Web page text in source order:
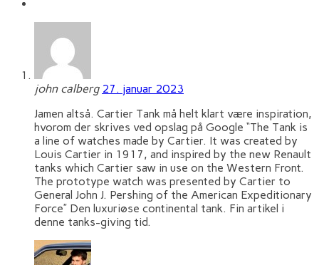
john calberg 27. januar 2023
Jamen altså. Cartier Tank må helt klart være inspiration,
hvorom der skrives ved opslag på Google “The Tank is
a line of watches made by Cartier. It was created by
Louis Cartier in 1917, and inspired by the new Renault
tanks which Cartier saw in use on the Western Front.
The prototype watch was presented by Cartier to
General John J. Pershing of the American Expeditionary
Force” Den luxuriøse continental tank. Fin artikel i
denne tanks-giving tid.